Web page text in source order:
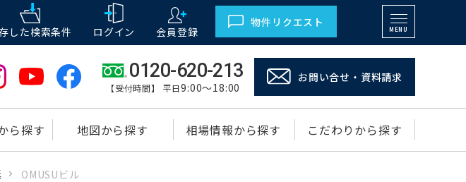
した検索条件 ログイン 会員登録
物件リクエスト
MENU
0120-620-213
【受付時間】 平日9:00～18:00
お問い合せ・資料請求
ら探す 地図から探す 相場情報から探す こだわりから探す
OMUSUビル